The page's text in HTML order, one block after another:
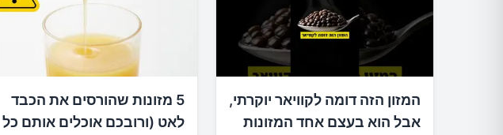
המזון הזה דומה לקוויאר יוקרתי,
אבל הוא בעצם אחד המזונות
5 מזונות שהורסים את הכבד
לאט (ורובכם אוכלים אותם כל